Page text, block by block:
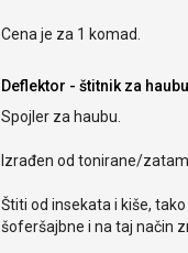
Cena je za 1 komad.
Deflektor - štitnik za
Spojler za haubu.
Izrađen od tonirane/
Štiti od insekata i kiše,
šoferšajbne i na taj način